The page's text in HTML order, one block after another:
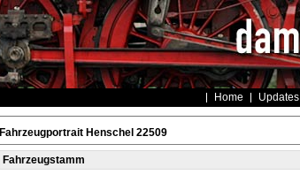
Home Updates
Fahrzeugportrait Henschel 22509
Fahrzeugstamm